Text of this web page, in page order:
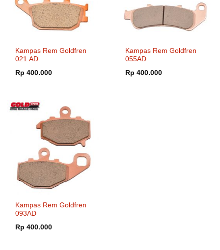
Kampas Rem Goldfren
021 AD
Rp 400.000
Kampas Rem Goldfren
055AD
Rp 400.000
Kampas Rem Goldfren
093AD
Rp 400.000